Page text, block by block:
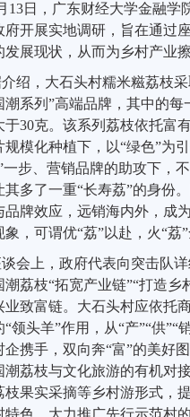
13日， 广东财经大学金融学
府开展实地调研 ， 旨在通过
发展现状， 从而为乡村产业
绍，大石头村糯米糍荔枝采
潮系列”高端品牌 ， 其中的每
于30克。 该系列 荔枝依托富
规模化种植下，以“绿色”为
一步 、营销品牌的助攻下，
其多了一重“长寿荔”的身份。
品牌效应，远销海内外，成
象 ， 可谓优“荔”以赴，火“荔
谈会上，政府代表向突击队
潮荔枝“拓宽产业链”“打造乡
业致富链。 大石头村应依托
“领头羊”作用，从“产”“供”“
企携手，双向奔“富”的美好
潮荔枝与文化旅游的有机对
枝果实采摘等乡村游形式，
特色，大力推广先行示范村